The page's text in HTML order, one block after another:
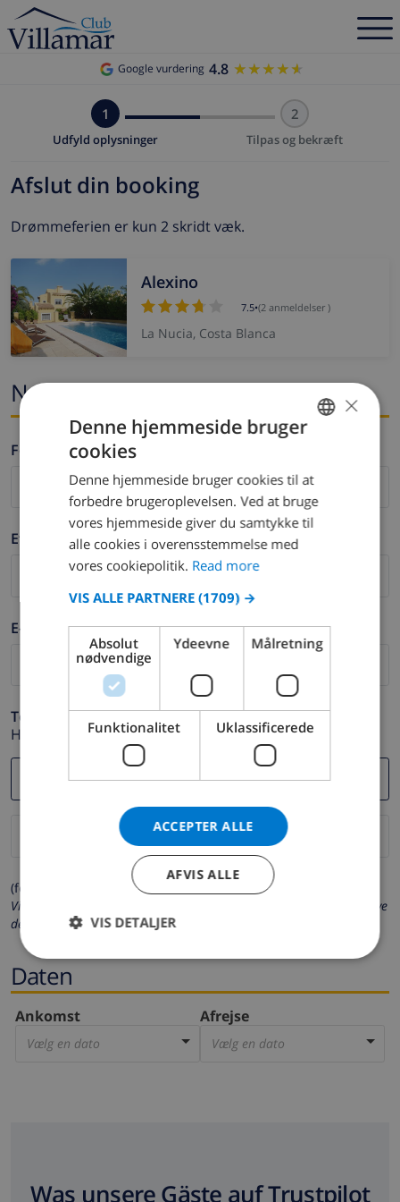
Google vurdering 4.8 ★★★★★
★★★★★
1
Udfyld oplysninger
2
Tilpas og bekræft
Afslut din booking
Drømmeferien er kun 2 skridt væk.
Alexino
7.5•(2 anmeldelser )
La Nucia, Costa Blanca
Navn og e-mail
Fornavn *
Efternavn *
E-mail *
Telefon *
Hvis din e-mail adresse ikke fungerer korrekt.
(felter markeret med * er obligatoriske)
Vi beskytter dit privatliv. Dine personlige oplysninger vil aldrig blive
delt med andre.
Daten
Ankomst
Vælg en dato
Afrejse
Vælg en dato
Was unsere Gäste auf Trustpilot
DUTCH
SPANISH
ITALIAN
NORWEGIAN
×
Denne hjemmeside bruger
cookies
Denne hjemmeside bruger cookies til at
forbedre brugeroplevelsen. Ved at bruge
vores hjemmeside giver du samtykke til
alle cookies i overensstemmelse med
vores cookiepolitik. Read more
VIS ALLE PARTNERE (1709) →
Absolut
nødvendige
Ydeevne Målretning
Funktionalitet Uklassificerede
ACCEPTER ALLE
AFVIS ALLE
VIS DETALJER